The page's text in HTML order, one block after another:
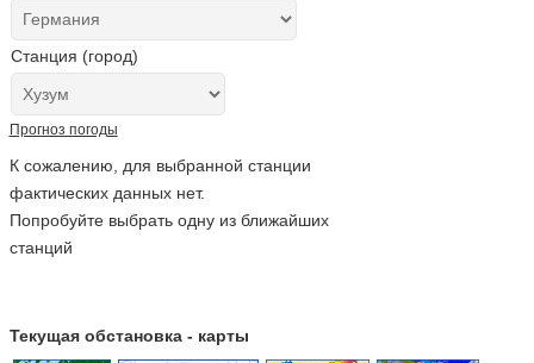
Станция (город)
Прогноз погоды
К сожалению, для выбранной станции
фактических данных нет.
Попробуйте выбрать одну из ближайших
станций
Текущая обстановка - карты